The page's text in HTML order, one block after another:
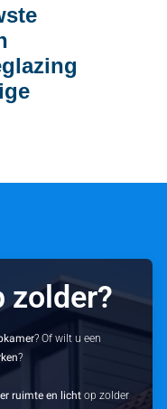
zolder?
? Of wilt u een
?
ruimte en licht op zolder